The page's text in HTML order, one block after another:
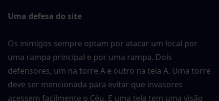
Uma defesa do site
Os inimigos sempre optam por atacar um local por
uma rampa principal e por uma rampa. Dois
defensores, um na torre A e outro na tela A. Uma torre
deve ser mencionada para evitar que invasores
acessem facilmente o Céu. E uma tela tem uma visão